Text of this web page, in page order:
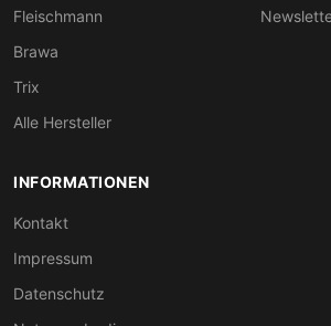
Fleischmann
Brawa
Trix
Alle Hersteller
INFORMATIONEN
Kontakt
Impressum
Datenschutz